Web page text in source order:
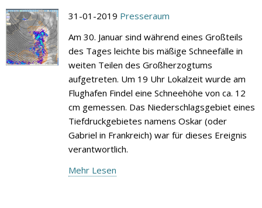
31-01-2019 Presseraum
Am 30. Januar sind während eines Großteils
des Tages leichte bis mäßige Schneefälle in
weiten Teilen des Großherzogtums
aufgetreten. Um 19 Uhr Lokalzeit wurde am
Flughafen Findel eine Schneehöhe von ca. 12
cm gemessen. Das Niederschlagsgebiet eines
Tiefdruckgebietes namens Oskar (oder
Gabriel in Frankreich) war für dieses Ereignis
verantwortlich.
Mehr Lesen